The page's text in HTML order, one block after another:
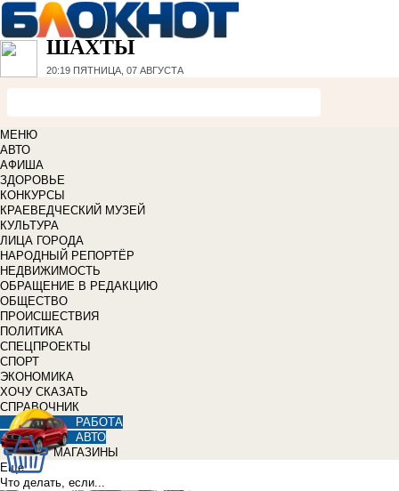
ШАХТЫ
20:19 ПЯТНИЦА, 07 АВГУСТА
МЕНЮ
АВТО
АФИША
ЗДОРОВЬЕ
КОНКУРСЫ
КРАЕВЕДЧЕСКИЙ МУЗЕЙ
КУЛЬТУРА
ЛИЦА ГОРОДА
НАРОДНЫЙ РЕПОРТЁР
НЕДВИЖИМОСТЬ
ОБРАЩЕНИЕ В РЕДАКЦИЮ
ОБЩЕСТВО
ПРОИСШЕСТВИЯ
ПОЛИТИКА
СПЕЦПРОЕКТЫ
СПОРТ
ЭКОНОМИКА
ХОЧУ СКАЗАТЬ
СПРАВОЧНИК
РАБОТА
АВТО
МАГАЗИНЫ
Еще
Что делать, если...